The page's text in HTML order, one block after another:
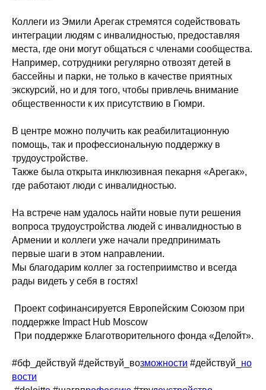
Коллеги из Эмили Арегак стремятся содействовать
интеграции людям с инвалидностью, предоставляя
места, где они могут общаться с членами сообщества.
Например, сотрудники регулярно отвозят детей в
бассейны и парки, не только в качестве приятных
экскурсий, но и для того, чтобы привлечь внимание
общественности к их присутствию в Гюмри.
В центре можно получить как реабилитационную
помощь, так и профессиональную поддержку в
трудоустройстве.
Также была открыта инклюзивная пекарня «Арегак»,
где работают люди с инвалидностью.
На встрече нам удалось найти новые пути решения
вопроса трудоустройства людей с инвалидностью в
Армении и коллеги уже начали предпринимать
первые шаги в этом направлении.
Мы благодарим коллег за гостеприимство и всегда
рады видеть у себя в гостях!
Проект софинансируется Европейским Союзом при
поддержке Impact Hub Moscow
При поддержке Благотворительного фонда «Делойт».
#бф_действуй #действуй_возможности #действуй_ но
вости